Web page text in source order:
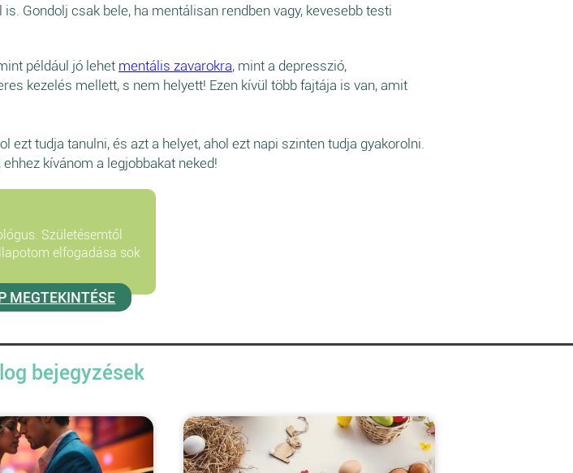
Gondolj csak bele, ha mentálisan rendben vagy, kevesebb testi
például jó lehet mentális zavarokra, mint a depresszió,
kezelés mellett, s nem helyett! Ezen kívül több fajtája is van, amit
tudja tanulni, és azt a helyet, ahol ezt napi szinten tudja gyakorolni.
kívánom a legjobbakat neked!
Születésemtől
elfogadása sok
MEGTEKINTÉSE
bejegyzések